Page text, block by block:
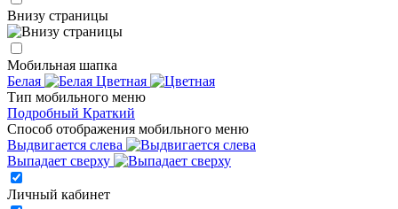
Внизу страницы
Мобильная шапка
Белая
Цветная
Тип мобильного меню
Подробный Краткий
Способ отображения мобильного меню
Выдвигается слева
Выпадает сверху
Личный кабинет